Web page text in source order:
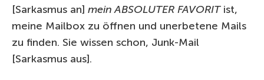
[Sarkasmus an] mein ABSOLUTER FAVORITist,
meine Mailbox zu öffnen und unerbetene Mails
zu finden. Sie wissen schon, Junk-Mail
[Sarkasmus aus].